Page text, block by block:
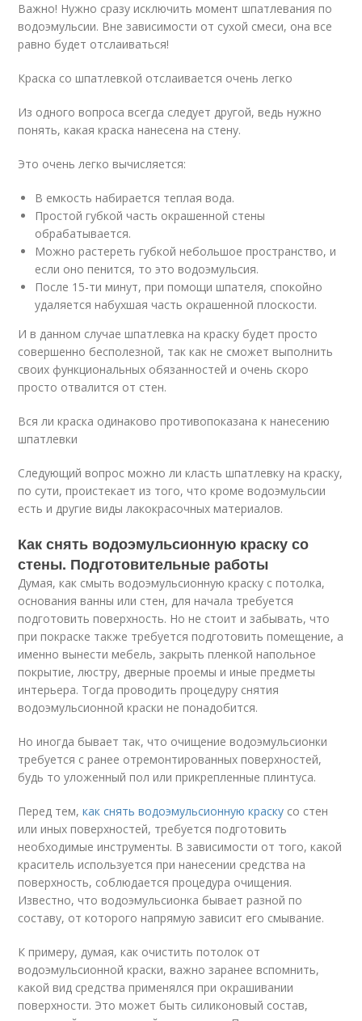
Важно! Нужно сразу исключить момент шпатлевания по
водоэмульсии. Вне зависимости от сухой смеси, она все
равно будет отслаиваться!
Краска со шпатлевкой отслаивается очень легко
Из одного вопроса всегда следует другой, ведь нужно
понять, какая краска нанесена на стену.
Это очень легко вычисляется:
В емкость набирается теплая вода.
Простой губкой часть окрашенной стены
обрабатывается.
Можно растереть губкой небольшое пространство, и
если оно пенится, то это водоэмульсия.
После 15-ти минут, при помощи шпателя, спокойно
удаляется набухшая часть окрашенной плоскости.
И в данном случае шпатлевка на краску будет просто
совершенно бесполезной, так как не сможет выполнить
своих функциональных обязанностей и очень скоро
просто отвалится от стен.
Вся ли краска одинаково противопоказана к нанесению
шпатлевки
Следующий вопрос можно ли класть шпатлевку на краску,
по сути, проистекает из того, что кроме водоэмульсии
есть и другие виды лакокрасочных материалов.
Как снять водоэмульсионную краску со
стены. Подготовительные работы
Думая, как смыть водоэмульсионную краску с потолка,
основания ванны или стен, для начала требуется
подготовить поверхность. Но не стоит и забывать, что
при покраске также требуется подготовить помещение, а
именно вынести мебель, закрыть пленкой напольное
покрытие, люстру, дверные проемы и иные предметы
интерьера. Тогда проводить процедуру снятия
водоэмульсионной краски не понадобится.
Но иногда бывает так, что очищение водоэмульсионки
требуется с ранее отремонтированных поверхностей,
будь то уложенный пол или прикрепленные плинтуса.
Перед тем,как снять водоэмульсионную краску со стен
или иных поверхностей, требуется подготовить
необходимые инструменты. В зависимости от того, какой
краситель используется при нанесении средства на
поверхность, соблюдается процедура очищения.
Известно, что водоэмульсионка бывает разной по
составу, от которого напрямую зависит его смывание.
К примеру, думая, как очистить потолок от
водоэмульсионной краски, важно заранее вспомнить,
какой вид средства применялся при окрашивании
поверхности. Это может быть силиконовый состав,